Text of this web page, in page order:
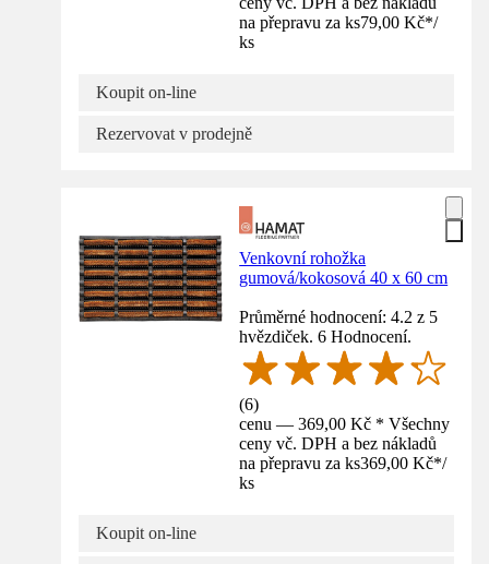
na přepravu za ks79,00 Kč*/
ks
Koupit on-line
Rezervovat v prodejně
Venkovní rohožka
gumová/kokosová 40 x 60 cm
Průměrné hodnocení: 4.2 z 5
hvězdiček. 6 Hodnocení.
(6)
cenu — 369,00 Kč * Všechny
ceny vč. DPH a bez nákladů
na přepravu za ks369,00 Kč*/
ks
Koupit on-line